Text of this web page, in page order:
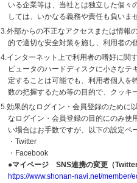
いる企業等は、当社とは独立した個々
しては、いかなる義務や責任も負いま
3.外部からの不正なアクセスまたは情報
的で適切な安全対策を施し、利用者の
4.インターネット上で利用者の嗜好に関
ピュータのハードディスクに小さな
定することは可能でも、利用者個人を
数の把握するため等の目的で、クッキ
5.効果的なログイン・会員登録のために
なログイン・会員登録の目的にのみ使
い場合はお手数ですが、以下の設定ペ
・Twitter
・Facebook
●マイページ SNS連携の変更（
https://www.shonan-navi.net/member/